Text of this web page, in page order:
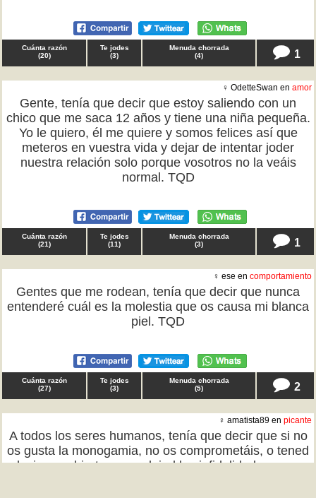
Cuánta razón
(20)
Te jodes
(3)
Menuda chorrada
(4) 1
♀ OdetteSwan en amor
Gente, tenía que decir que estoy saliendo con un
chico que me saca 12 años y tiene una niña pequeña.
Yo le quiero, él me quiere y somos felices así que
meteros en vuestra vida y dejar de intentar joder
nuestra relación solo porque vosotros no la veáis
normal. TQD
Cuánta razón
(21)
Te jodes
(11)
Menuda chorrada
(3) 1
♀ ese en comportamiento
Gentes que me rodean, tenía que decir que nunca
entenderé cuál es la molestia que os causa mi blanca
piel. TQD
Cuánta razón
(27)
Te jodes
(3)
Menuda chorrada
(5) 2
♀ amatista89 en picante
A todos los seres humanos, tenía que decir que si no
os gusta la monogamia, no os comprometáis, o tened
relaciones abiertas pero dejad las infidelidades que ya